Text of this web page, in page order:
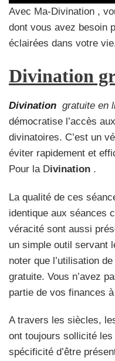
Avec Ma-Divination ,
dont vous avez besoin
éclairées dans votre
Divination
Divination gratuite en
démocratise l’accès
divinatoires. C’est un
éviter rapidement et
Pour la Divination .
La qualité de ces
identique aux séances
véracité sont aussi
un simple outil servant
noter que l’utilisation
gratuite. Vous n’avez
partie de vos finances
A travers les siècles,
ont toujours sollicité les
spécificité d’être